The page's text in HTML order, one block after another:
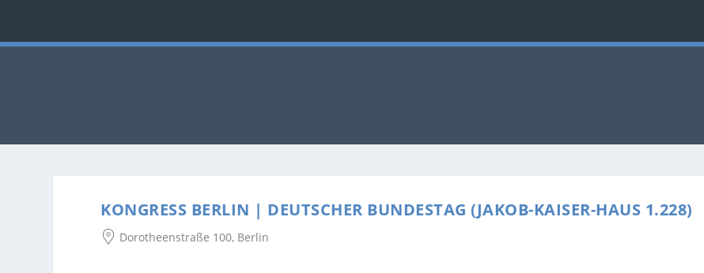
KONGRESS BERLIN | DEUTSCHER BUNDESTAG (JAKOB-KAISER-HAUS 1.228)
Dorotheenstraße 100, Berlin